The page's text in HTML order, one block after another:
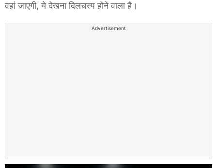
वहां जाएगी, ये देखना दिलचस्प होने वाला है।
Advertisement